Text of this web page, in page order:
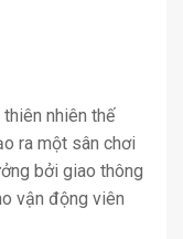
nhiên thế
ra một sân chơi
bởi giao thông
vận động viên